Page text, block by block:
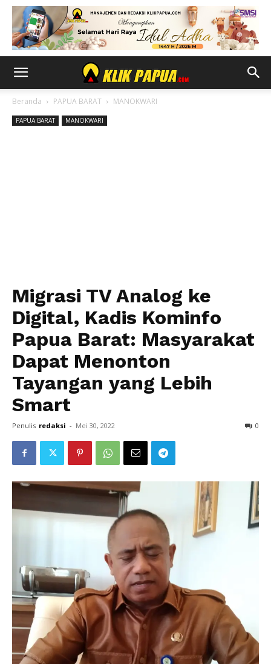
Beranda PAPUA BARAT MANOKWARI
PAPUA BARAT MANOKWARI
Migrasi TV Analog ke
Digital, Kadis Kominfo
Papua Barat: Masyarakat
Dapat Menonton
Tayangan yang Lebih
Smart
Penulis redaksi - Mei 30, 2022 0